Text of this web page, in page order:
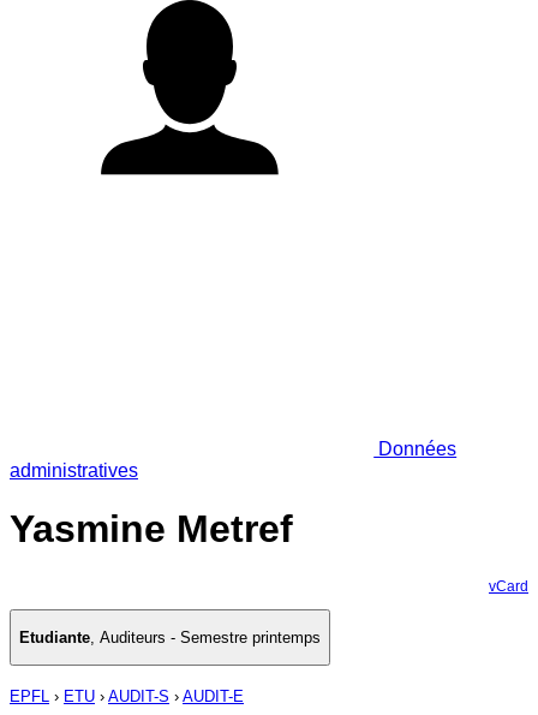
Données
administratives
Yasmine Metref
vCard
Etudiante, Auditeurs - Semestre printemps
EPFL › ETU › AUDIT-S › AUDIT-E